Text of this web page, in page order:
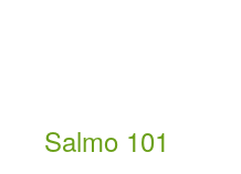
Salmo 101